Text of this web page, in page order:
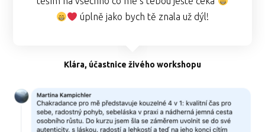
úplně jako bych tě znala už dýl!
Klára, účastnice živého workshopu